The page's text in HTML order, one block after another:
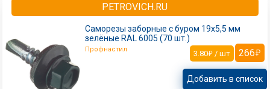
PETROVICH.RU
Саморезы заборные с буром 19х5,5 мм
зелёные RAL 6005 (70 шт.)
Профнастил 3.80 / шт 266
Добавить в список